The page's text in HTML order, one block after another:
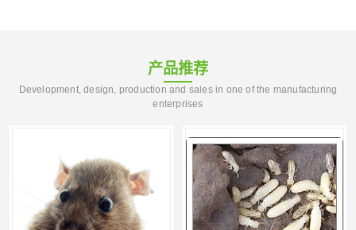
产品推荐
Development, design, production and sales in one of the manufacturing
enterprises